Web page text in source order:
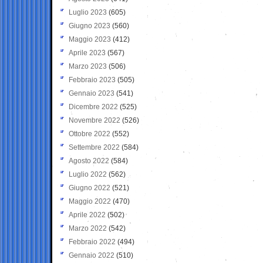
Luglio 2023 (605)
Giugno 2023 (560)
Maggio 2023 (412)
Aprile 2023 (567)
Marzo 2023 (506)
Febbraio 2023 (505)
Gennaio 2023 (541)
Dicembre 2022 (525)
Novembre 2022 (526)
Ottobre 2022 (552)
Settembre 2022 (584)
Agosto 2022 (584)
Luglio 2022 (562)
Giugno 2022 (521)
Maggio 2022 (470)
Aprile 2022 (502)
Marzo 2022 (542)
Febbraio 2022 (494)
Gennaio 2022 (510)